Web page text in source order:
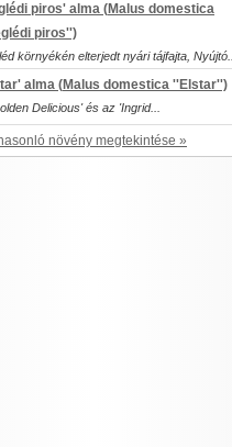
piros' alma (Malus domestica
piros'')
környékén elterjedt nyári tájfajta, Nyújtó...
alma (Malus domestica ''Elstar'')
Delicious' és az 'Ingrid...
növény megtekintése »